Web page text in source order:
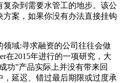
杂到需要水管工的地步。该公
案，如果你没有办法直接挂钩
域:寻求融资的公司往往会做
在2015年进行的一项研究，大
功”产品实际上并没有带来回
延迟、错过最后期限或过度承